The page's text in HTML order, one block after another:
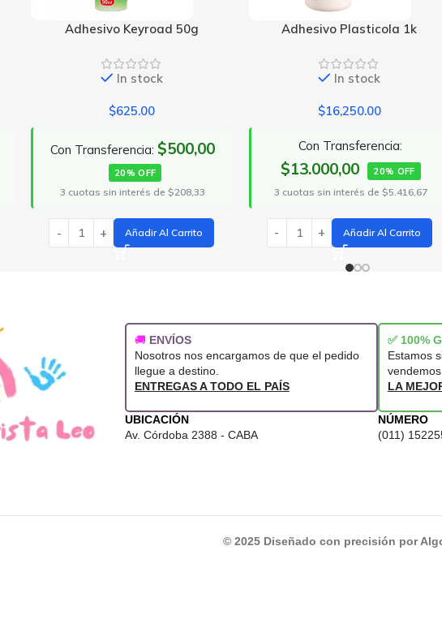
Adhesivo Plasticola 1k
In stock
16,250.00
Con Transferencia:
$13.000,00
3 cuotas sin interés de $5.416,67
Añadir Al Carrito
Adhesivo Plasticola 40gr
In stock
$812.50
Con Transferencia:$650,00
20% OFF
3 cuotas sin interés de $270,83
Añadir Al Carrito
🚚 ENVÍOS
Nosotros nos encargamos de que el pedido
llegue a destino.
ENTREGAS A TODO EL PAÍS
✅ 100%
Estamos
vendemos
LA
UBICACIÓN
Av. Córdoba 2388 - CABA
NÚMERO
(011)
© 2025 Diseñado con precisión por